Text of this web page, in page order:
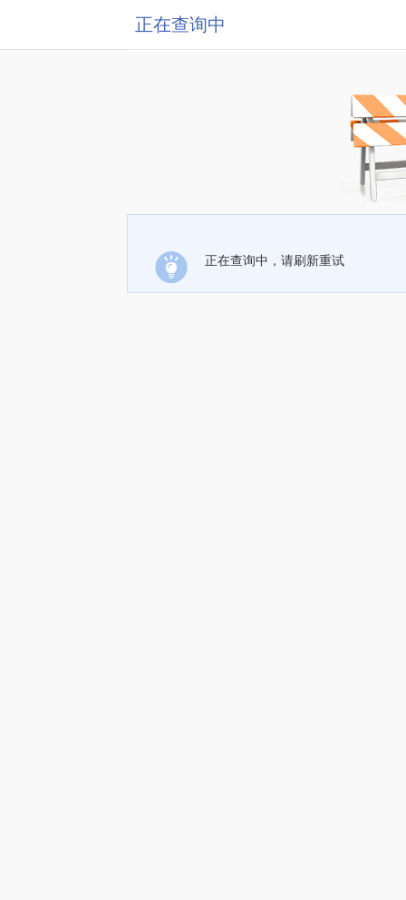
正在查询中
正在查询中，请刷新重试